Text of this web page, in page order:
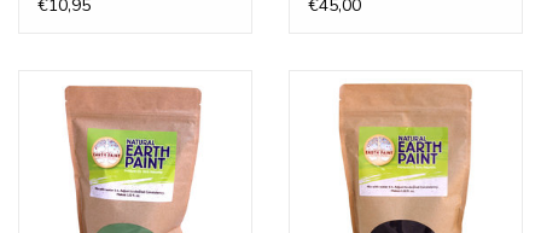
€10,95
€45,00